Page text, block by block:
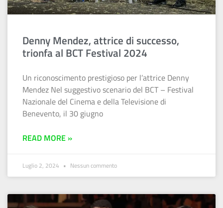
Denny Mendez, attrice di successo,
trionfa al BCT Festival 2024
Un riconoscimento prestigioso per l’attrice Denny
Mendez Nel suggestivo scenario del BCT – Festival
Nazionale del Cinema e della Televisione di
Benevento, il 30 giugno
READ MORE »
Luglio 2, 2024 Nessun commento